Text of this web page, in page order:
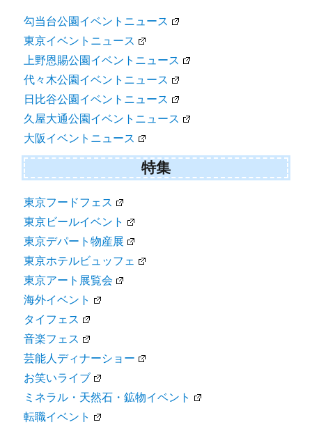
勾当台公園イベントニュース
東京イベントニュース
上野恩賜公園イベントニュース
代々木公園イベントニュース
日比谷公園イベントニュース
久屋大通公園イベントニュース
大阪イベントニュース
特集
東京フードフェス
東京ビールイベント
東京デパート物産展
東京ホテルビュッフェ
東京アート展覧会
海外イベント
タイフェス
音楽フェス
芸能人ディナーショー
お笑いライブ
ミネラル・天然石・鉱物イベント
転職イベント